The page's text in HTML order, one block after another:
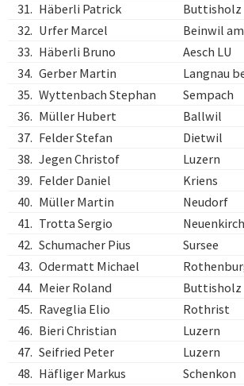
31. Häberli Patrick Buttisholz
32. Urfer Marcel Beinwil am
33. Häberli Bruno Aesch LU
34. Gerber Martin Langnau
35. Wyttenbach Stephan Sempach
36. Müller Hubert Ballwil
37. Felder Stefan Dietwil
38. Jegen Christof Luzern
39. Felder Daniel Kriens
40. Müller Martin Neudorf
41. Trotta Sergio Neuenkirch
42. Schumacher Pius Sursee
43. Odermatt Michael
44. Meier Roland Buttisholz
45. Raveglia Elio Rothrist
46. Bieri Christian Luzern
47. Seifried Peter Luzern
48. Häfliger Markus Schenkon